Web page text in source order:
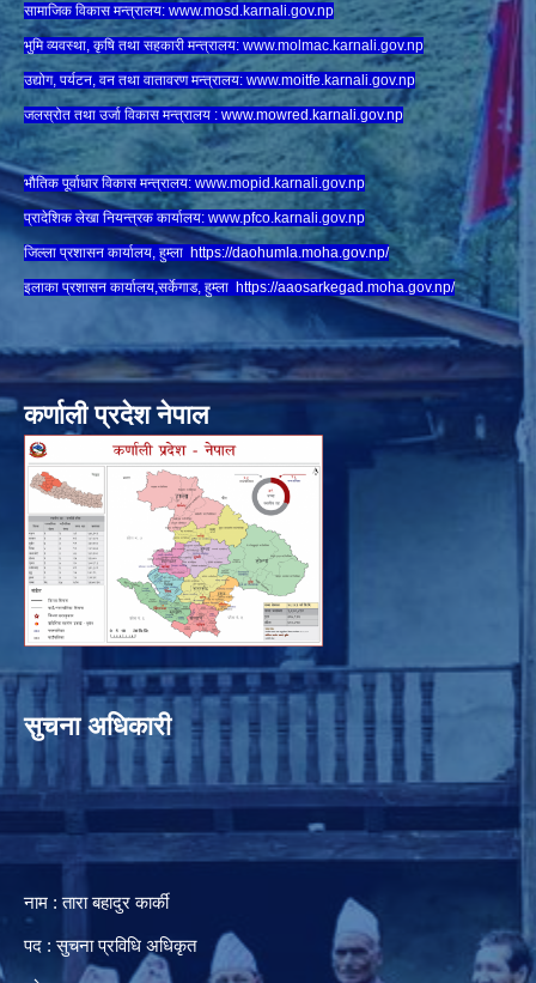
सामाजिक विकास मन्त्रालय: www.mosd.karnali.gov.np
भुमि व्यवस्था, कृषि तथा सहकारी मन्त्रालय: www.molmac.karnali.gov.np
उद्योग, पर्यटन, वन तथा वातावरण मन्त्रालय: www.moitfe.karnali.gov.np
जलस्रोत तथा उर्जा विकास मन्त्रालय : www.mowred.karnali.gov.np
भौतिक पूर्वाधार विकास मन्त्रालय: www.mopid.karnali.gov.np
प्रादेशिक लेखा नियन्त्रक कार्यालय: www.pfco.karnali.gov.np
जिल्ला प्रशासन कार्यालय, हुम्ला https://daohumla.moha.gov.np/
इलाका प्रशासन कार्यालय,सर्केगाड, हुम्ला https://aaosarkegad.moha.gov.np/
कर्णाली प्रदेश नेपाल
सुचना अधिकारी
नाम : तारा बहादुर कार्की
पद : सुचना प्रविधि अधिकृत